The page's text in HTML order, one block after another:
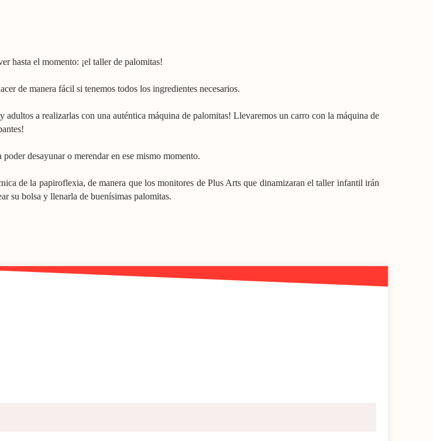
hasta el momento: ¡el taller de palomitas!
de manera fácil si tenemos todos los ingredientes necesarios.
a realizarlas con una auténtica máquina de palomitas! Llevaremos un carro con la máquina de
desayunar o merendar en ese mismo momento.
de la papiroflexia, de manera que los monitores de Plus Arts que dinamizaran el taller infantil irán
su bolsa y llenarla de buenísimas palomitas.